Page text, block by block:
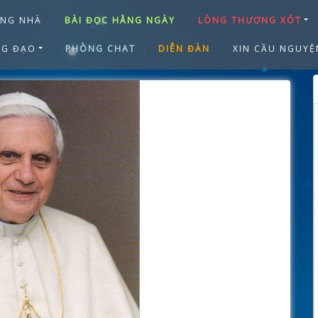
NHÀ BÀI ĐỌC HẰNG NGÀY LÒNG THƯƠNG XÓT
ĐẠO PHÒNG CHAT DIỄN ĐÀN XIN CẦU